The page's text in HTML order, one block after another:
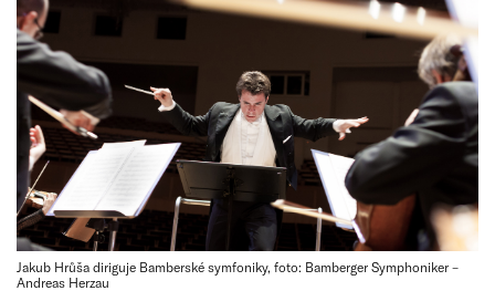
Jakub Hrůša diriguje Bamberské symfoniky, foto: Bamberger Symphoniker –
Andreas Herzau